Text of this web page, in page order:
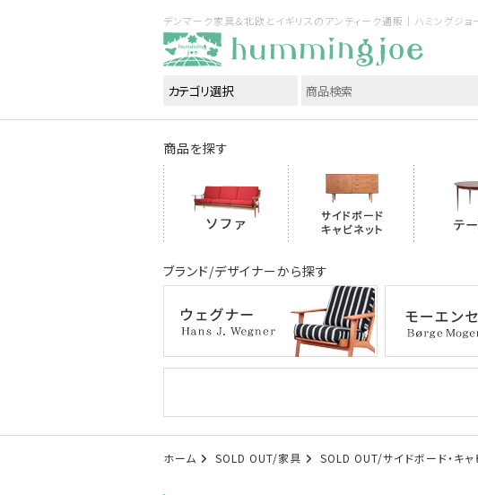
デンマーク家具＆北欧とイギリスのアンティーク通販｜ハミング
商品を探す
ブランド/デザイナーから探す
ホーム SOLD OUT/家具 SOLD OUT/サイドボード・キャ